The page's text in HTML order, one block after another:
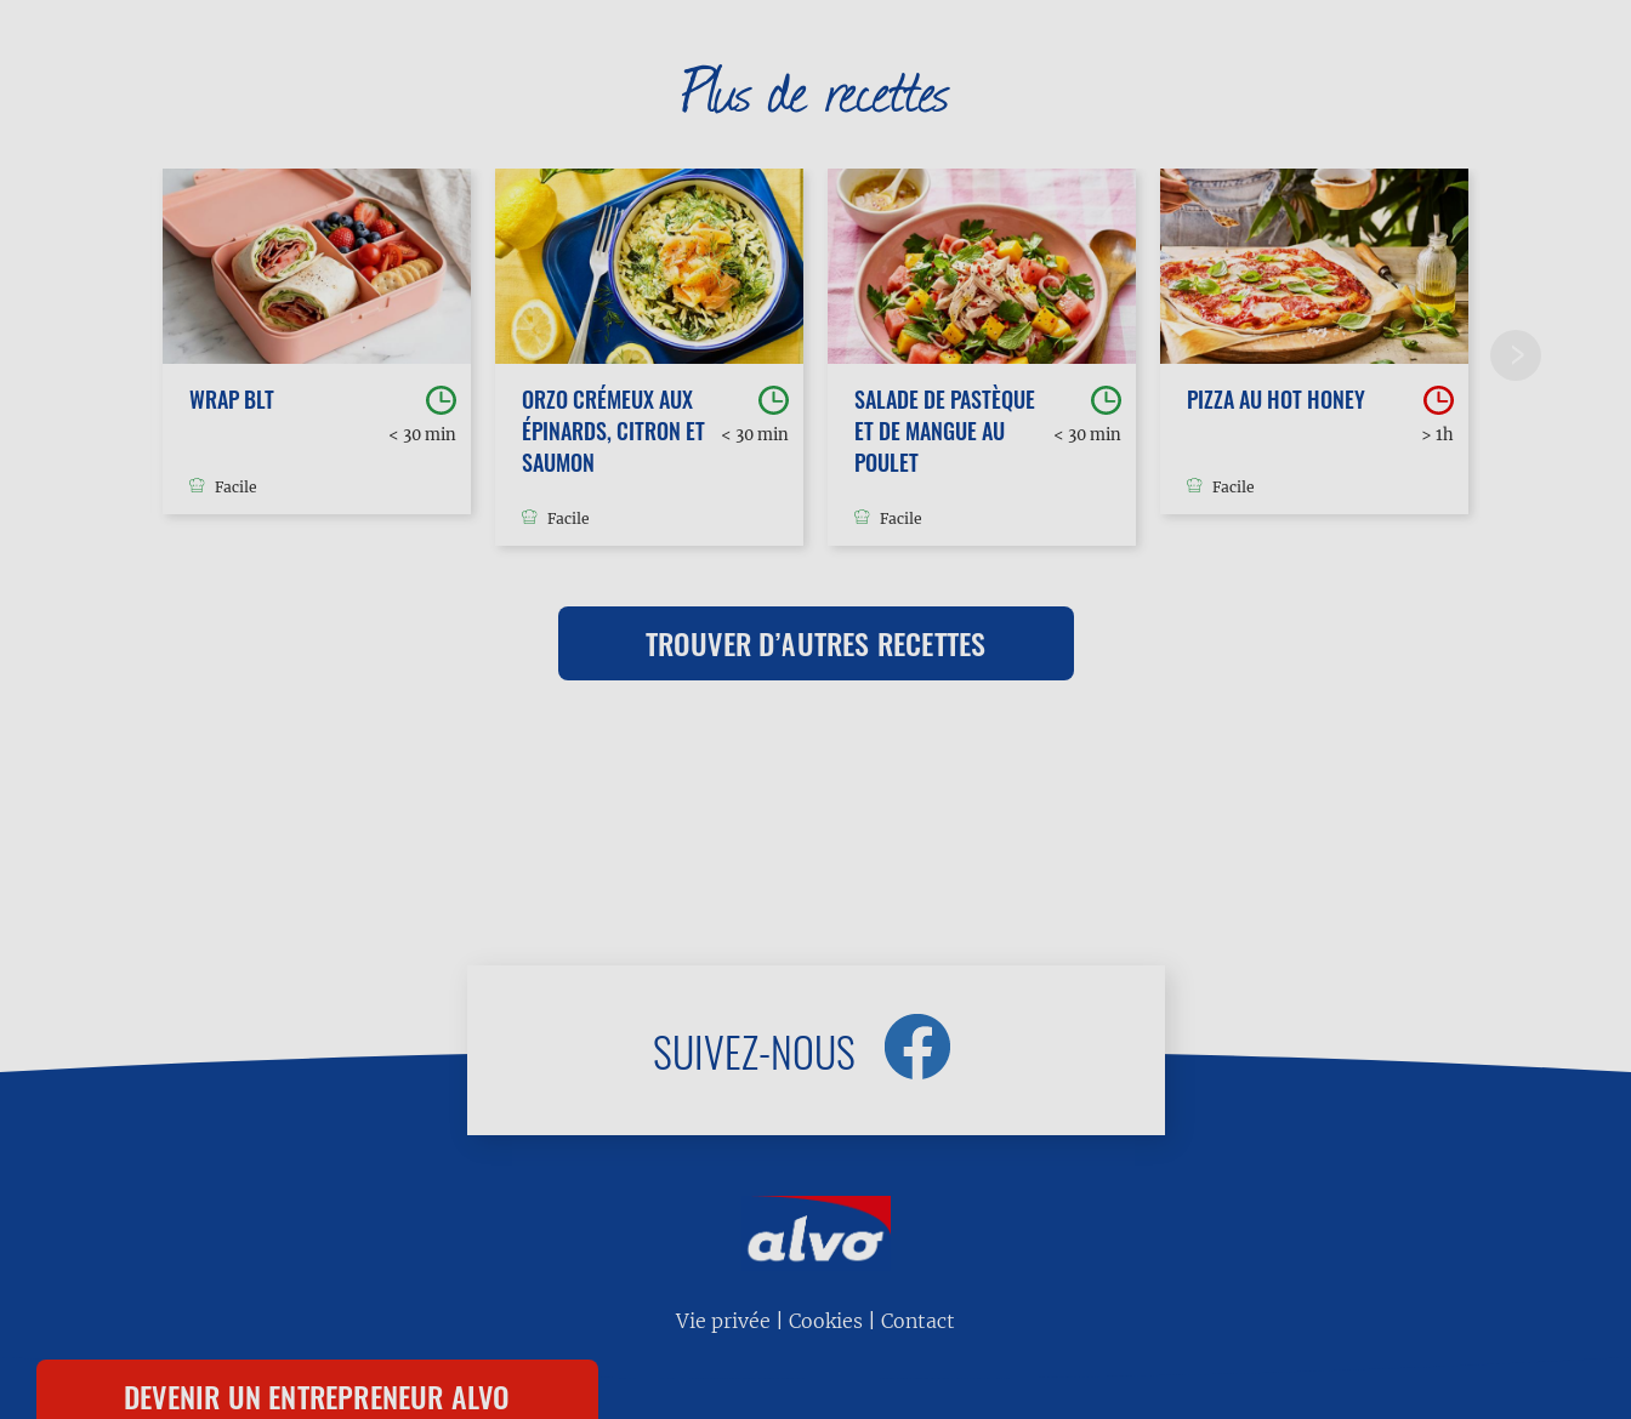
Plus de recettes
WRAP BLT
< 30 min
Facile
ORZO CRÉMEUX AUX
ÉPINARDS, CITRON ET
SAUMON
< 30 min
Facile
SALADE DE PASTÈQUE
ET DE MANGUE AU
POULET
< 30 min
Facile
PIZZA AU HOT HONEY
> 1h
Facile
TROUVER D’AUTRES RECETTES
SUIVEZ-NOUS
Menu
Vie privée Cookies Contact
DEVENIR UN ENTREPRENEUR ALVO